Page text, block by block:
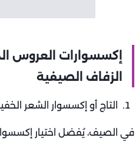
إكسسوارات العروس
الزفاف الصيفية
التاج أو إكسسوار الشعر
في الصيف، يُفضل اختيار